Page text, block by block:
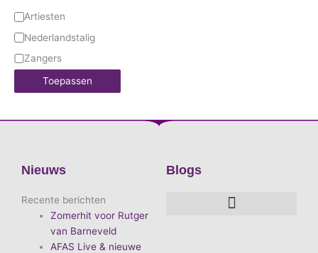
Artiesten
Nederlandstalig
Zangers
Toepassen
Nieuws
Recente berichten
Zomerhit voor Rutger
van Barneveld
AFAS Live & nieuwe
Blogs